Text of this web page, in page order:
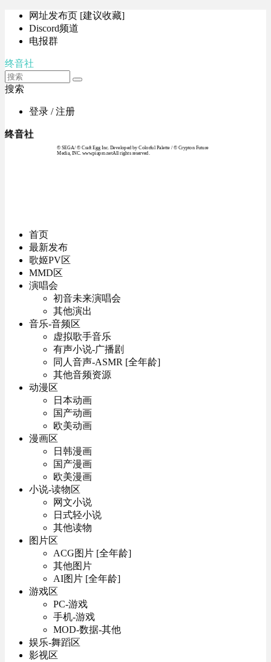
网址发布页 [建议收藏]
Discord频道
电报群
终音社
搜索
登录 / 注册
终音社
© SEGA / © Craft Egg Inc. Developed by Colorful Palette / © Crypton Future
Media, INC. www.piapro.netAll rights reserved.
首页
最新发布
歌姬PV区
MMD区
演唱会
初音未来演唱会
其他演出
音乐-音频区
虚拟歌手音乐
有声小说-广播剧
同人音声-ASMR [全年龄]
其他音频资源
动漫区
日本动画
国产动画
欧美动画
漫画区
日韩漫画
国产漫画
欧美漫画
小说-读物区
网文小说
日式轻小说
其他读物
图片区
ACG图片 [全年龄]
其他图片
AI图片 [全年龄]
游戏区
PC-游戏
手机-游戏
MOD-数据-其他
娱乐-舞蹈区
影视区